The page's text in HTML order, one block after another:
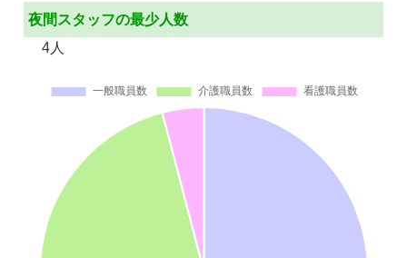
夜間スタッフの最少人数
4人